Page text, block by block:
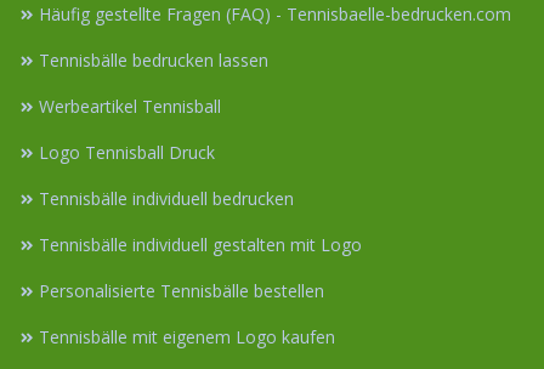
Häufig gestellte Fragen (FAQ) - Tennisbaelle-bedrucken.com
Tennisbälle bedrucken lassen
Werbeartikel Tennisball
Logo Tennisball Druck
Tennisbälle individuell bedrucken
Tennisbälle individuell gestalten mit Logo
Personalisierte Tennisbälle bestellen
Tennisbälle mit eigenem Logo kaufen